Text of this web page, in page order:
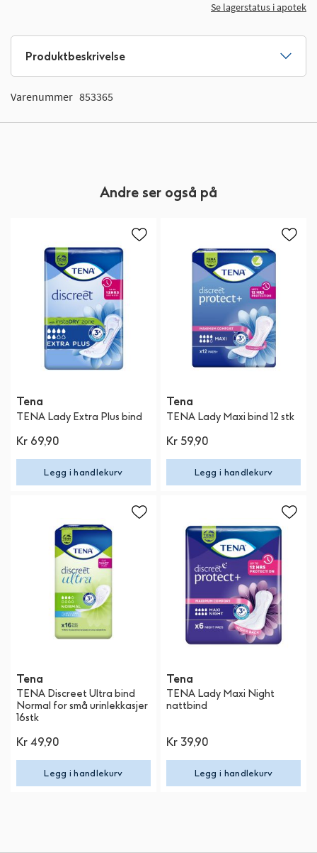
Se lagerstatus i apotek
Produktbeskrivelse
Varenummer 853365
Andre ser også på
Tena
TENA Lady Extra Plus bind
Kr 69,90
Legg i handlekurv
Tena
TENA Lady Maxi bind 12 stk
Kr 59,90
Legg i handlekurv
Tena
TENA Discreet Ultra bind
Normal for små urinlekkasjer
16stk
Kr 49,90
Legg i handlekurv
Tena
TENA Lady Maxi Night
nattbind
Kr 39,90
Legg i handlekurv